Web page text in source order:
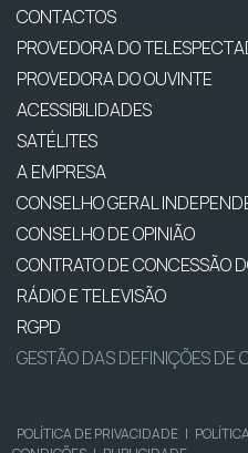
CONTACTOS
PROVEDORA DO
PROVEDORA DO OUVINTE
ACESSIBILIDADES
SATÉLITES
A EMPRESA
CONSELHO GERAL
CONSELHO DE OPINIÃO
CONTRATO DE CONCESSÃO
RÁDIO E TELEVISÃO
RGPD
GESTÃO DAS DEFINIÇÕES DE
POLÍTICA DE PRIVACIDADE |